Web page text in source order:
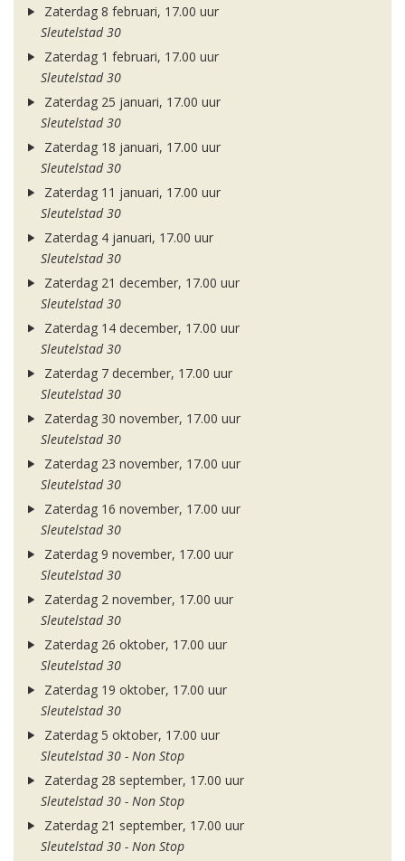
Zaterdag 8 februari, 17.00 uur
Sleutelstad 30
Zaterdag 1 februari, 17.00 uur
Sleutelstad 30
Zaterdag 25 januari, 17.00 uur
Sleutelstad 30
Zaterdag 18 januari, 17.00 uur
Sleutelstad 30
Zaterdag 11 januari, 17.00 uur
Sleutelstad 30
Zaterdag 4 januari, 17.00 uur
Sleutelstad 30
Zaterdag 21 december, 17.00 uur
Sleutelstad 30
Zaterdag 14 december, 17.00 uur
Sleutelstad 30
Zaterdag 7 december, 17.00 uur
Sleutelstad 30
Zaterdag 30 november, 17.00 uur
Sleutelstad 30
Zaterdag 23 november, 17.00 uur
Sleutelstad 30
Zaterdag 16 november, 17.00 uur
Sleutelstad 30
Zaterdag 9 november, 17.00 uur
Sleutelstad 30
Zaterdag 2 november, 17.00 uur
Sleutelstad 30
Zaterdag 26 oktober, 17.00 uur
Sleutelstad 30
Zaterdag 19 oktober, 17.00 uur
Sleutelstad 30
Zaterdag 5 oktober, 17.00 uur
Sleutelstad 30 - Non Stop
Zaterdag 28 september, 17.00 uur
Sleutelstad 30 - Non Stop
Zaterdag 21 september, 17.00 uur
Sleutelstad 30 - Non Stop